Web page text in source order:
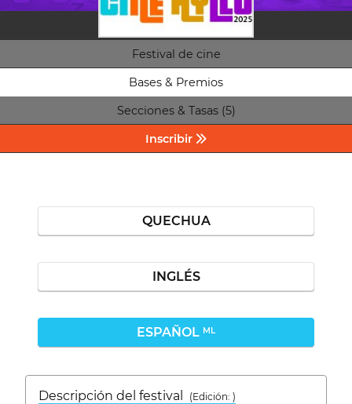
Festival de cine
Bases & Premios
Secciones & Tasas (5)
Inscribir
QUECHUA
INGLÉS
ESPAÑOL ML
Descripción del festival
( Edición: )